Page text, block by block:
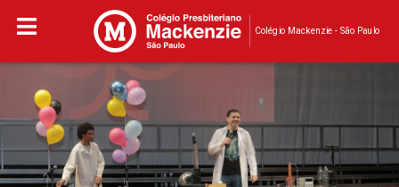
Colégio Mackenzie - São Paulo